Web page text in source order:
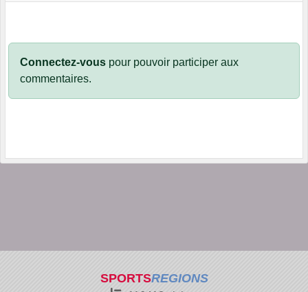
Connectez-vous pour pouvoir participer aux
commentaires.
SPORTSREGIONS